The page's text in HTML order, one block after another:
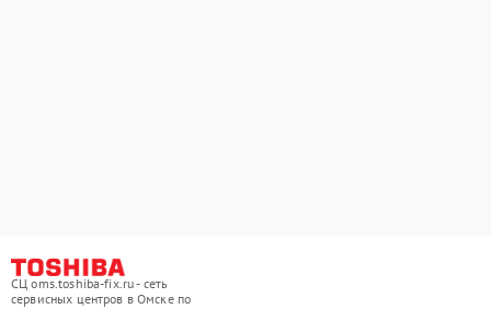
СЦ oms.toshiba-fix.ru - сеть
сервисных центров в Омске по